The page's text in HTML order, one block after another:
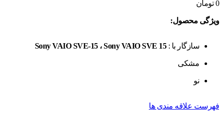
0 تومان
ویژگی محصول:
سازگار با :Sony VAIO SVE-15 ، Sony VAIO SVE 15
مشکی
نو
فهرست علاقه مندی ها